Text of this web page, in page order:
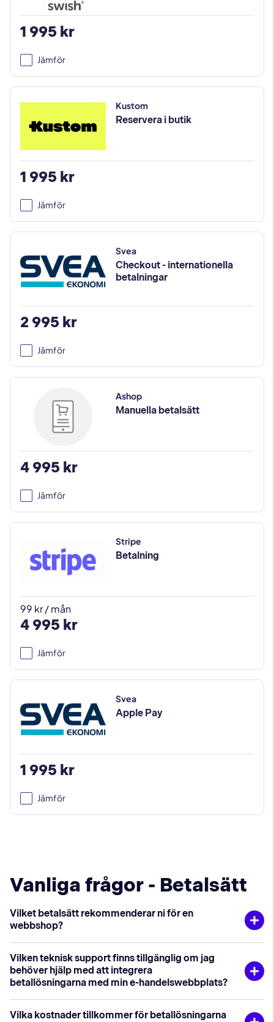
1 995 kr
Jämför
Kustom
Reservera i butik
1 995 kr
Jämför
Svea
Checkout - internationella
betalningar
2 995 kr
Jämför
Ashop
Manuella betalsätt
4 995 kr
Jämför
Stripe
Betalning
99 kr / mån
4 995 kr
Jämför
Svea
Apple Pay
1 995 kr
Jämför
Vanliga frågor - Betalsätt
Vilket betalsätt rekommenderar ni för en
webbshop?
ni har som ehandel, om ni jobbar B2B eller B2C -
kontakta ossför att se vilka lösningar vi
populäraste betalsättet är Klarna Checkout
Vilken teknisk support finns tillgänglig om jag
behöver hjälp med att integrera
betallösningarna med min e-handelswebbplats?
Vilka kostnader tillkommer för betallösningarna